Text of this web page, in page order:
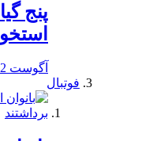
پنج
آگوست 22, 2019
فوتبال